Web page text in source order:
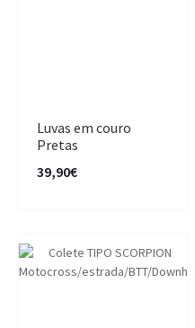
Luvas em couro
Pretas
39,90€